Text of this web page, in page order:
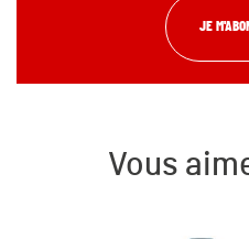
JE
Vous